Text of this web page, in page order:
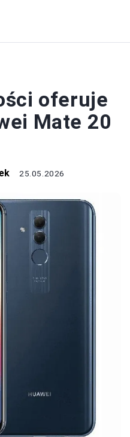
oferuje
Mate 20
25.05.2026